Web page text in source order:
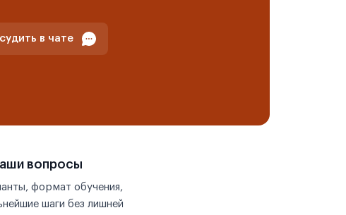
в чате
вопросы
формат обучения,
шаги без лишней